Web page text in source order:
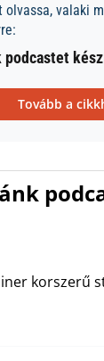
olvassa, valaki
podcastet
Tovább a
korszerű